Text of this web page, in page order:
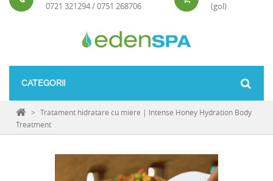
0721 321294 / 0751 268706 (gol)
CATEGORII
> Tratament hidratare cu miere | Intense Honey Hydration Body
Treatment